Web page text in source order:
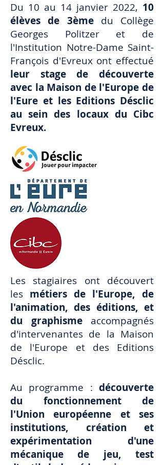
Du 10 au 14 janvier 2022, 10
élèves de 3èmedu Collège
Georges Politzer et de
l'Institution Notre-Dame Saint-
François d'Evreux ont effectué
leur stage de découverte
avec la Maison de l'Europe de
l'Eure et les Editions Désclic
au sein des locaux du Cibc
Evreux.
Les stagiaires ont découvert
les métiers de l'Europe, de
l'animation, des éditions, et
du graphismeaccompagnés
d'intervenantes de la Maison
de l'Europe et des Editions
Désclic.
Au programme : découverte
du fonctionnement de
l'Union européenne et ses
institutions, création et
expérimentation d'une
mécanique de jeu, test